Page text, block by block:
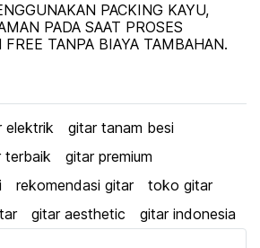
PACKING KAYU,
PADA SAAT PROSES
TANPA BIAYA TAMBAHAN.
elektrik
gitar tanam besi
terbaik
gitar premium
rekomendasi gitar
toko gitar
gitar aesthetic gitar indonesia